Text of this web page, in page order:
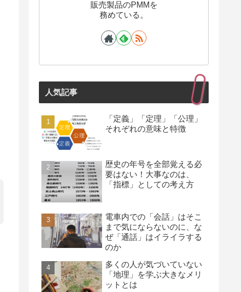
販売製品のPMMを
務めている。
人気記事
「定義」「定理」「公理」
それぞれの意味と特徴
歴史の年号を全部覚える必
要はない！大事なのは、
「指標」としての考え方
電車内での「会話」はそこ
まで気にならないのに、な
ぜ「通話」はイライラする
のか￼
多くの人が気づいていない
「地理」を学ぶ大きなメリ
ットとは